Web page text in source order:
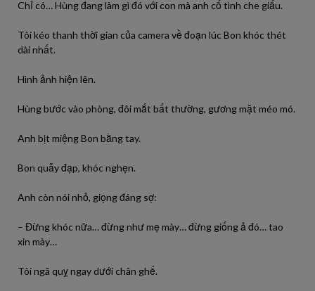
Chỉ có… Hùng đang làm gì đó với con mà anh cố tình che giấu.
Tôi kéo thanh thời gian của camera về đoạn lúc Bon khóc thét
dài nhất.
Hình ảnh hiện lên.
Hùng bước vào phòng, đôi mắt bất thường, gương mặt méo mó.
Anh bịt miệng Bon bằng tay.
Bon quẫy đạp, khóc nghẹn.
Anh còn nói nhỏ, giọng đáng sợ:
– Đừng khóc nữa… đừng như mẹ mày… đừng giống ả đó… tao
xin mày…
Tôi ngã quỵ ngay dưới chân ghế.